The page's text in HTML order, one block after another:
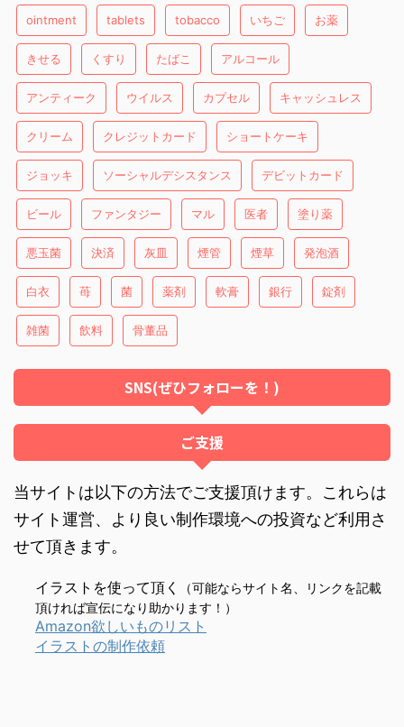
ointment tablets tobacco いちご お薬
きせる くすり たばこ アルコール
アンティーク ウイルス カプセル キャッシュレス
クリーム クレジットカード ショートケーキ
ジョッキ ソーシャルデシスタンス デビットカード
ビール ファンタジー マル 医者 塗り薬
悪玉菌 決済 灰皿 煙管 煙草 発泡酒
白衣 苺 菌 薬剤 軟膏 銀行 錠剤
雑菌 飲料 骨董品
SNS(ぜひフォローを！)
ご支援
当サイトは以下の方法でご支援頂けます。これらは
サイト運営、より良い制作環境への投資など利用さ
せて頂きます。
イラストを使って頂く
（可能ならサイト名、リンクを記載
頂ければ宣伝になり助かります！）
Amazon欲しいものリスト
イラストの制作依頼